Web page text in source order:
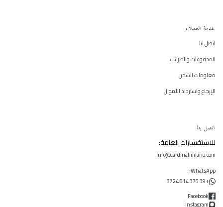
خدمة العملاء
اتصل بنا
المدفوعات والضرائب
معلومات الشحن
الإرجاع واسترداد الأموال
اتصل بنا
للاستفسارات العامة:
info@cardinalmilano.com
WhatsApp:
+39 375 614 3724
Facebook
Instagram